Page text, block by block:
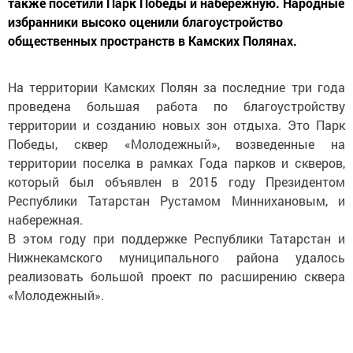
избранники высоко оценили благоустройство
общественных пространств в Камских Полянах.
На территории Камских Полян за последние три года
проведена большая работа по благоустройству
территории и созданию новых зон отдыха. Это Парк
Победы, сквер «Молодежный», возведенные на
территории поселка в рамках Года парков и скверов,
который был объявлен в 2015 году Президентом
Республики Татарстан Рустамом Миннихановым, и
набережная.
В этом году при поддержке Республики Татарстан и
Нижнекамского муниципального района удалось
реализовать большой проект по расширению сквера
«Молодежный».